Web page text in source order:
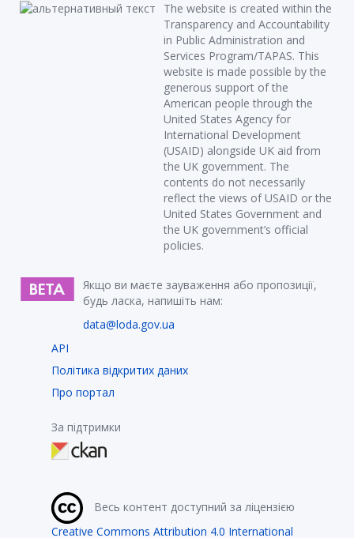
The website is created within the
Transparency and Accountability
in Public Administration and
Services Program/TAPAS. This
website is made possible by the
generous support of the
American people through the
United States Agency for
International Development
(USAID) alongside UK aid from
the UK government. The
contents do not necessarily
reflect the views of USAID or the
United States Government and
the UK government’s official
policies.
Якщо ви маєте зауваження або пропозиції,
будь ласка, напишіть нам:
data@loda.gov.ua
API
Політика відкритих даних
Про портал
За підтримки
Весь контент доступний за ліцензією
Creative Commons Attribution 4.0 International